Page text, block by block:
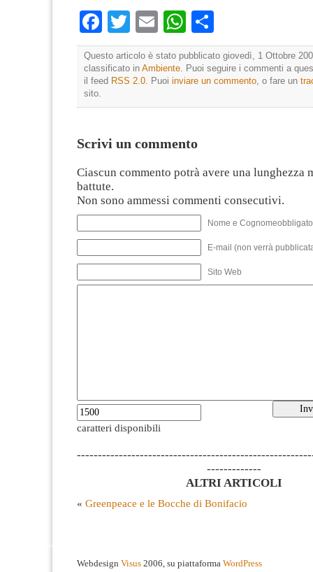
Facebook
TwitterEmailWhatsApp
Questo articolo è stato pubblicato giovedì, 1 Ottobre
classificato in Ambiente. Puoi seguire i commenti a
il feed RSS 2.0. Puoi inviare un commento, o fare un
sito.
Scrivi un commento
Ciascun commento potrà avere una lunghezza
battute.
Non sono ammessi commenti consecutivi.
Nome e
E-mail (non verrà
Sito Web
caratteri disponibili
-------------
ALTRI ARTICOLI
« Greenpeace e le Bocche di Bonifacio
Webdesign Visus 2006, su piattaforma WordPress